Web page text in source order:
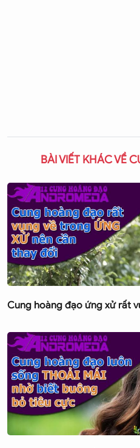
BÀI VIẾT KHÁC VỀ
Cung hoàng đạo ứng xử rất